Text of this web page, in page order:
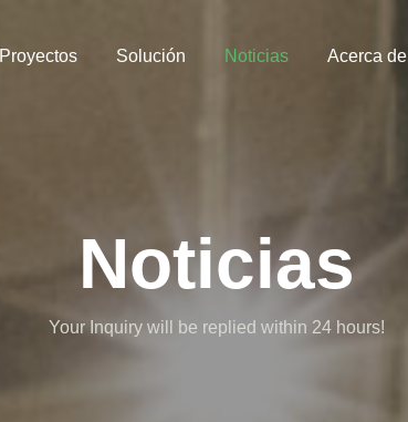
Proyectos Solución Noticias Acerca de
Noticias
Your Inquiry will be replied within 24 hours!